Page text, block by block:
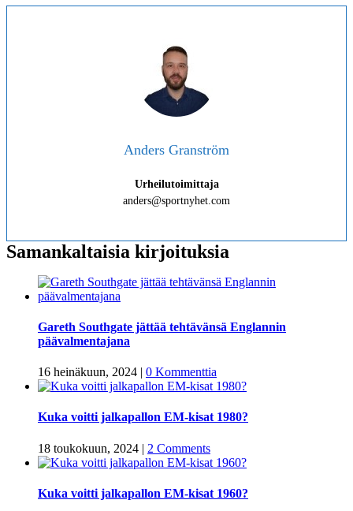
Anders Granström
Urheilutoimittaja
anders@sportnyhet.com
Samankaltaisia kirjoituksia
Gareth Southgate jättää tehtävänsä Englannin
päävalmentajana
16 heinäkuun, 2024 | 0 Kommenttia
Kuka voitti jalkapallon EM-kisat 1980?
18 toukokuun, 2024 | 2 Comments
Kuka voitti jalkapallon EM-kisat 1960?